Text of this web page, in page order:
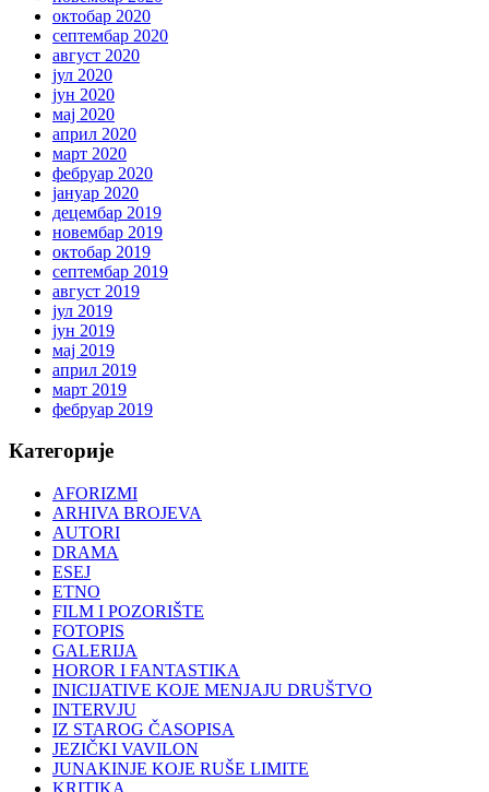
октобар 2020
септембар 2020
август 2020
јул 2020
јун 2020
мај 2020
април 2020
март 2020
фебруар 2020
јануар 2020
децембар 2019
новембар 2019
октобар 2019
септембар 2019
август 2019
јул 2019
јун 2019
мај 2019
април 2019
март 2019
фебруар 2019
Категорије
AFORIZMI
ARHIVA BROJEVA
AUTORI
DRAMA
ESEJ
ETNO
FILM I POZORIŠTE
FOTOPIS
GALERIJA
HOROR I FANTASTIKA
INICIJATIVE KOJE MENJAJU DRUŠTVO
INTERVJU
IZ STAROG ČASOPISA
JEZIČKI VAVILON
JUNAKINJE KOJE RUŠE LIMITE